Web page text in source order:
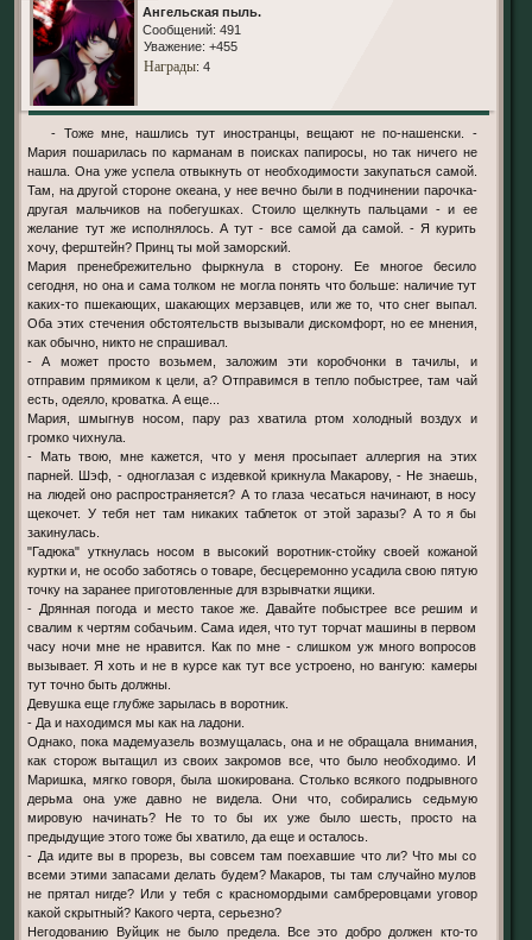
Ангельская пыль.
Сообщений: 491
Уважение: +455
Награды: 4
- Тоже мне, нашлись тут иностранцы, вещают не по-нашенски. -
Мария пошарилась по карманам в поисках папиросы, но так ничего не
нашла. Она уже успела отвыкнуть от необходимости закупаться самой.
Там, на другой стороне океана, у нее вечно были в подчинении парочка-
другая мальчиков на побегушках. Стоило щелкнуть пальцами - и ее
желание тут же исполнялось. А тут - все самой да самой. - Я курить
хочу, ферштейн? Принц ты мой заморский.
Мария пренебрежительно фыркнула в сторону. Ее многое бесило
сегодня, но она и сама толком не могла понять что больше: наличие тут
каких-то пшекающих, шакающих мерзавцев, или же то, что снег выпал.
Оба этих стечения обстоятельств вызывали дискомфорт, но ее мнения,
как обычно, никто не спрашивал.
- А может просто возьмем, заложим эти коробчонки в тачилы, и
отправим прямиком к цели, а? Отправимся в тепло побыстрее, там чай
есть, одеяло, кроватка. А еще...
Мария, шмыгнув носом, пару раз хватила ртом холодный воздух и
громко чихнула.
- Мать твою, мне кажется, что у меня просыпает аллергия на этих
парней. Шэф, - одноглазая с издевкой крикнула Макарову, - Не знаешь,
на людей оно распространяется? А то глаза чесаться начинают, в носу
щекочет. У тебя нет там никаких таблеток от этой заразы? А то я бы
закинулась.
"Гадюка" уткнулась носом в высокий воротник-стойку своей кожаной
куртки и, не особо заботясь о товаре, бесцеремонно усадила свою пятую
точку на заранее приготовленные для взрывчатки ящики.
- Дрянная погода и место такое же. Давайте побыстрее все решим и
свалим к чертям собачьим. Сама идея, что тут торчат машины в первом
часу ночи мне не нравится. Как по мне - слишком уж много вопросов
вызывает. Я хоть и не в курсе как тут все устроено, но вангую: камеры
тут точно быть должны.
Девушка еще глубже зарылась в воротник.
- Да и находимся мы как на ладони.
Однако, пока мадемуазель возмущалась, она и не обращала внимания,
как сторож вытащил из своих закромов все, что было необходимо. И
Маришка, мягко говоря, была шокирована. Столько всякого подрывного
дерьма она уже давно не видела. Они что, собирались седьмую
мировую начинать? Не то то бы их уже было шесть, просто на
предыдущие этого тоже бы хватило, да еще и осталось.
- Да идите вы в прорезь, вы совсем там поехавшие что ли? Что мы со
всеми этими запасами делать будем? Макаров, ты там случайно мулов
не прятал нигде? Или у тебя с красномордыми самбреровцами уговор
какой скрытный? Какого черта, серьезно?
Негодованию Вуйцик не было предела. Все это добро должен кто-то